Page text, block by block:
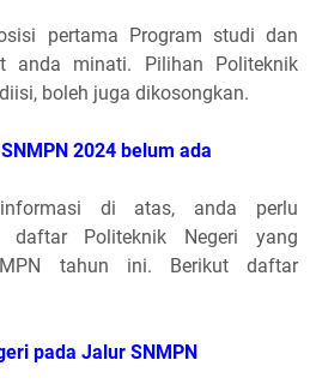
pertama Program studi dan
anda minati. Pilihan Politeknik
boleh juga dikosongkan.
2024 belum ada
di atas, anda perlu
daftar Politeknik Negeri yang
tahun ini. Berikut daftar
pada Jalur SNMPN